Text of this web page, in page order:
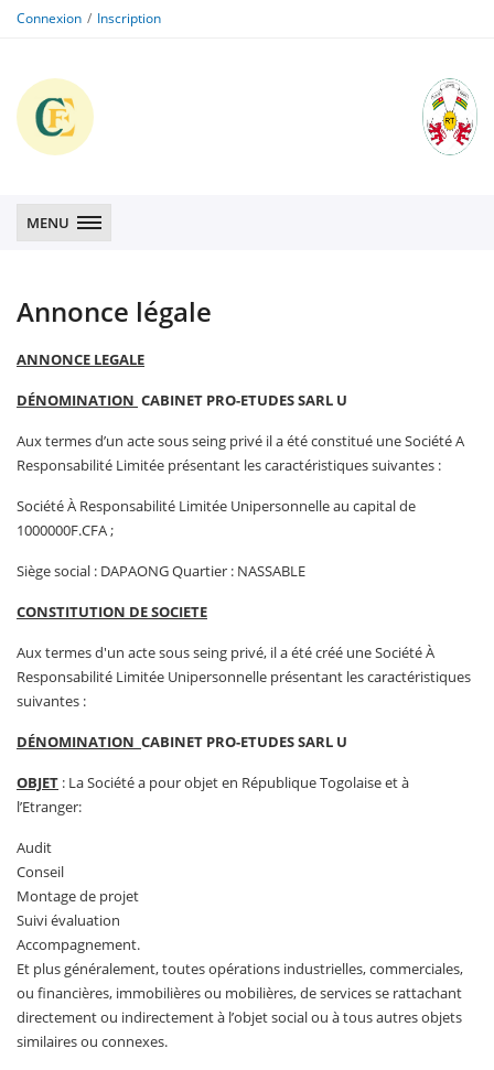
Connexion Inscription
MENU
Annonce légale
ANNONCE LEGALE
DÉNOMINATION CABINET PRO-ETUDES SARL U
Aux termes d’un acte sous seing privé il a été constitué une Société A
Responsabilité Limitée présentant les caractéristiques suivantes :
Société À Responsabilité Limitée Unipersonnelle au capital de
1000000F.CFA ;
Siège social : DAPAONG Quartier : NASSABLE
CONSTITUTION DE SOCIETE
Aux termes d'un acte sous seing privé, il a été créé une Société À
Responsabilité Limitée Unipersonnelle présentant les caractéristiques
suivantes :
DÉNOMINATION CABINET PRO-ETUDES SARL U
OBJET : La Société a pour objet en République Togolaise et à
l’Etranger:
Audit
Conseil
Montage de projet
Suivi évaluation
Accompagnement.
Et plus généralement, toutes opérations industrielles, commerciales,
ou financières, immobilières ou mobilières, de services se rattachant
directement ou indirectement à l’objet social ou à tous autres objets
similaires ou connexes.